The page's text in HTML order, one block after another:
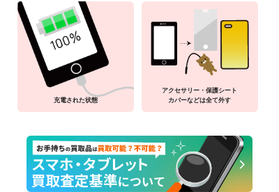
充電された状態
アクセサリー・保護シート
カバーなどは全て外す